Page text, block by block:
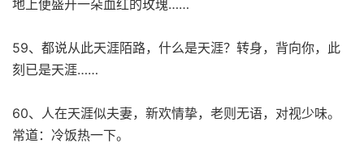
地上便盛开一朵血红的玫瑰……
59、都说从此天涯陌路，什么是天涯？转身，背向你，此
刻已是天涯……
60、人在天涯似夫妻，新欢情挚，老则无语，对视少味。
常道：冷饭热一下。